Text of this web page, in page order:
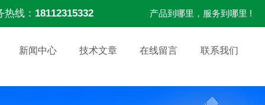
热线： 18112315332 产品到哪里，服务到哪里 !
新闻中心 技术文章 在线留言 联系我们